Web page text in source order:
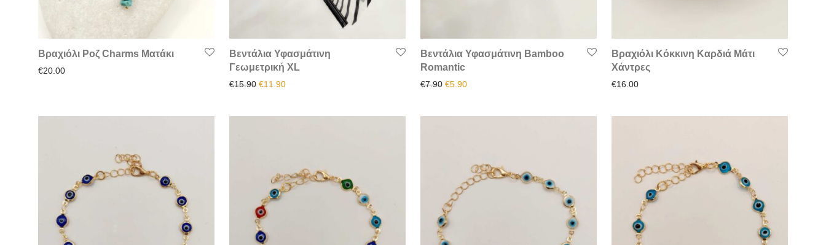
Βραχιόλι Ροζ Charms Ματάκι
€20.00
Βεντάλια Υφασμάτινη
Γεωμετρική XL
€15.90 Original price was: €15.90.
€11.90Η τρέχουσα τιμή είναι: €11.90.
Βεντάλια Υφασμάτινη Bamboo
Romantic
€7.90 Original price was: €7.90.
€5.90Η τρέχουσα τιμή είναι: €5.90.
Βραχιόλι Κόκκινη Καρδιά Μάτι
Χάντρες
€16.00